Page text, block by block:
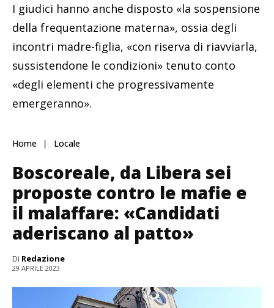
I giudici hanno anche disposto «la sospensione
della frequentazione materna», ossia degli
incontri madre-figlia, «con riserva di riavviarla,
sussistendone le condizioni» tenuto conto
«degli elementi che progressivamente
emergeranno».
Home Locale
Boscoreale, da Libera sei
proposte contro le mafie e
il malaffare: «Candidati
aderiscano al patto»
Di Redazione
29 APRILE 2023